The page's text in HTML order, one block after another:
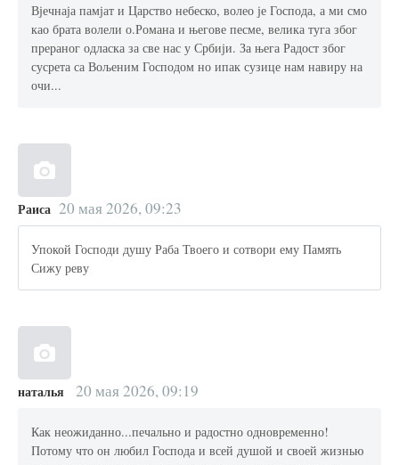
Вјечнаја памјат и Царство небеско, волео је Господа, а ми смо
као брата волели о.Романа и његове песме, велика туга због
прераног одласка за све нас у Србији. За њега Радост због
сусрета са Вољеним Господом но ипак сузице нам навиру на
очи...
Раиса 20 мая 2026, 09:23
Упокой Господи душу Раба Твоего и сотвори ему Память
Сижу реву
наталья 20 мая 2026, 09:19
Как неожиданно...печально и радостно одновременно!
Потому что он любил Господа и всей душой и своей жизнью